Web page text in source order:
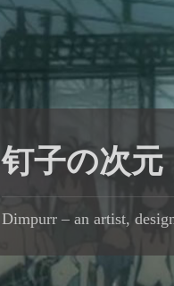
钉子の次元
Dimpurr – an artist,